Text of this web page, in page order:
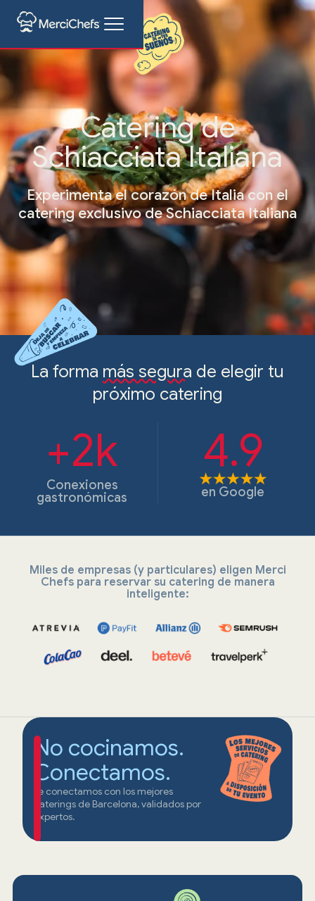
Catering de
Schiacciata Italiana
Experimenta el corazón de Italia con el
catering exclusivo de Schiacciata Italiana
La forma más segura de elegir tu
próximo catering
+2k
Conexiones
gastronómicas
4.9
en Google
Miles de empresas (y particulares) eligen Merci
Chefs para reservar su catering de manera
inteligente:
No cocinamos.
Conectamos.
Te conectamos con los mejores
caterings de Barcelona, validados por
expertos.